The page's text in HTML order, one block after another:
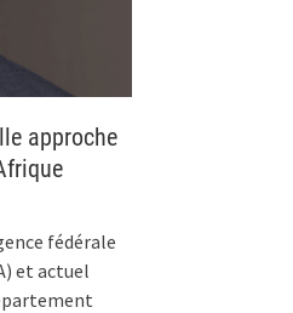
approche
fédérale
et actuel